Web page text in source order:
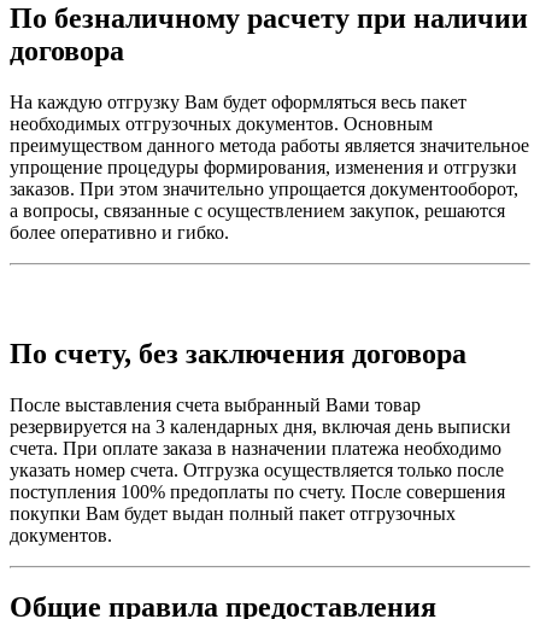
По безналичному расчету при наличии
договора
На каждую отгрузку Вам будет оформляться весь пакет
необходимых отгрузочных документов. Основным
преимуществом данного метода работы является значительное
упрощение процедуры формирования, изменения и отгрузки
заказов. При этом значительно упрощается документооборот,
а вопросы, связанные с осуществлением закупок, решаются
более оперативно и гибко.
По счету, без заключения договора
После выставления счета выбранный Вами товар
резервируется на 3 календарных дня, включая день выписки
счета. При оплате заказа в назначении платежа необходимо
указать номер счета. Отгрузка осуществляется только после
поступления 100% предоплаты по счету. После совершения
покупки Вам будет выдан полный пакет отгрузочных
документов.
Общие правила предоставления